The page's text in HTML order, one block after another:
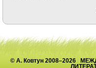
© А. Ковтун 2008–2026